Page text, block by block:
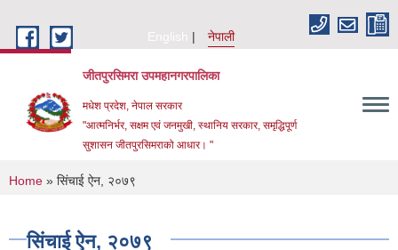
English
नेपाली
जीतपुरसिमरा उपमहानगरपालिका
मधेश प्रदेश, नेपाल सरकार
"आत्मनिर्भर, सक्षम एवं जनमुखी, स्थानिय सरकार, समृद्धिपूर्ण
सुशासन जीतपुरसिमराको आधार। "
You are here
Home » सिंचाई ऐन, २०७९
सिंचाई ऐन, २०७९